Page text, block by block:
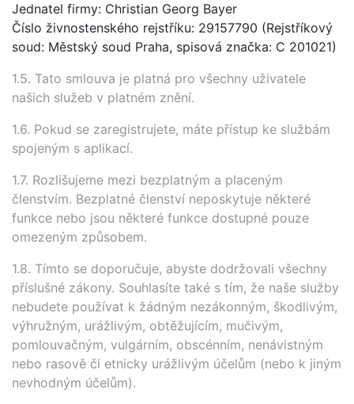
Jednatel firmy: Christian Georg Bayer
Číslo živnostenského rejstříku: 29157790 (Rejstříkový
soud: Městský soud Praha, spisová značka: C 201021)
1.5. Tato smlouva je platná pro všechny uživatele
našich služeb v platném znění.
1.6. Pokud se zaregistrujete, máte přístup ke službám
spojeným s aplikací.
1.7. Rozlišujeme mezi bezplatným a placeným
členstvím. Bezplatné členství neposkytuje některé
funkce nebo jsou některé funkce dostupné pouze
omezeným způsobem.
1.8. Tímto se doporučuje, abyste dodržovali všechny
příslušné zákony. Souhlasíte také s tím, že naše služby
nebudete používat k žádným nezákonným, škodlivým,
výhružným, urážlivým, obtěžujícím, mučivým,
pomlouvačným, vulgárním, obscénním, nenávistným
nebo rasově či etnicky urážlivým účelům (nebo k jiným
nevhodným účelům).